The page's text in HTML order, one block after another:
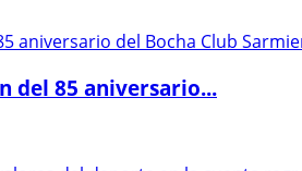
del 85 aniversario...